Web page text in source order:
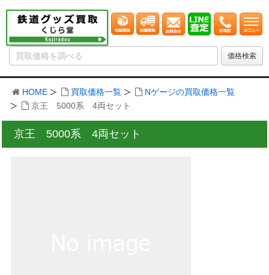
HOME 買取価格一覧
Nゲージの買取価格一覧
京王 5000系 4両セット
京王 5000系 4両セット